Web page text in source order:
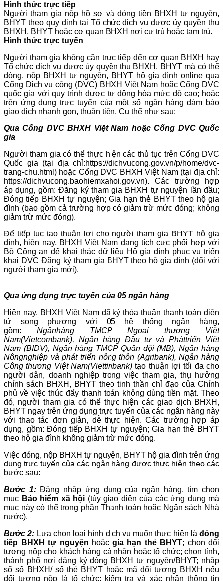
Hình thức trực tiếp
Người tham gia nộp hồ sơ và đóng tiền BHXH tự nguyện,
BHYT theo quy định tại Tổ chức dịch vụ được ủy quyền thu
BHXH, BHYT hoặc cơ quan BHXH nơi cư trú hoặc tạm trú.
Hình thức trực tuyến
Người tham gia không cần trực tiếp đến cơ quan BHXH hay
Tổ chức dịch vụ được ủy quyền thu BHXH, BHYT mà có thể
đóng, nộp BHXH tự nguyện, BHYT hộ gia đình online qua
Cổng Dịch vụ công (DVC) BHXH Việt Nam hoặc Cổng DVC
quốc gia với quy trình được tự động hóa mức độ cao; hoặc
trên ứng dụng trực tuyến của một số ngân hàng đảm bảo
giao dịch nhanh gọn, thuận tiện. Cụ thể như sau:
Qua Cổng DVC BHXH Việt Nam hoặc Cổng DVC Quốc
gia
Người tham gia có thể thực hiện các thủ tục trên Cổng DVC
Quốc gia (tại địa chỉ:https://dichvucong.gov.vn/p/home/dvc-
trang-chu.html) hoặc Cổng DVC BHXH Việt Nam (tại địa chỉ:
https://dichvucong.baohiemxahoi.gov.vn). Các trường hợp
áp dụng, gồm: Đăng ký tham gia BHXH tự nguyện lần đầu;
Đóng tiếp BHXH tự nguyện; Gia hạn thẻ BHYT theo hộ gia
đình (bao gồm cả trường hợp có giảm trừ mức đóng; không
giảm trừ mức đóng).
Để tiếp tục tạo thuận lợi cho người tham gia BHYT hộ gia
đình, hiện nay, BHXH Việt Nam đang tích cực phối hợp với
Bộ Công an để khai thác dữ liệu Hộ gia đình phục vụ triển
khai DVC Đăng ký tham gia BHYT theo hộ gia đình (đối với
người tham gia mới).
Qua ứng dụng trực tuyến của 05 ngân hàng
Hiện nay, BHXH Việt Nam đã ký thỏa thuận thanh toán điện
tử song phương với 05 hệ thống ngân hàng,
gồm: Ngânhàng TMCP Ngoại thương Việt
Nam(Vietcombank), Ngân hàng Đầu tư và Pháttriển Việt
Nam (BIDV), Ngân hàng TMCP Quân đội (MB), Ngân hàng
Nôngnghiệp và phát triển nông thôn (Agribank), Ngân hàng
Công thương Việt Nam(Viettinbank) tạo thuận lợi tối đa cho
người dân, doanh nghiệp trong việc tham gia, thụ hưởng
chính sách BHXH, BHYT theo tinh thần chỉ đạo của Chính
phủ về việc thúc đẩy thanh toán không dùng tiền mặt. Theo
đó, người tham gia có thể thực hiện các giao dịch BHXH,
BHYT ngay trên ứng dụng trực tuyến của các ngân hàng này
với thao tác đơn giản, dễ thực hiện. Các trường hợp áp
dụng, gồm: Đóng tiếp BHXH tự nguyện; Gia hạn thẻ BHYT
theo hộ gia đình không giảm trừ mức đóng.
Việc đóng, nộp BHXH tự nguyện, BHYT hộ gia đình trên ứng
dụng trực tuyến của các ngân hàng được thực hiện theo các
bước sau:
Bước 1:Đăng nhập ứng dụng của ngân hàng, tìm chọn
mục Bảo hiểm xã hội (tùy giao diện của các ứng dụng mà
mục này có thể trong phần Thanh toán hoặc Ngân sách Nhà
nước).
Bước 2: Lựa chọn loại hình dịch vụ muốn thực hiện là đóng
tiếp BHXH tự nguyện hoặc gia hạn thẻ BHYT; chọn đối
tượng nộp cho khách hàng cá nhân hoặc tổ chức; chọn tỉnh,
thành phố nơi đăng ký đóng BHXH tự nguyện/BHYT; nhập
số sổ BHXH/ số thẻ BHYT hoặc mã đối tượng BHXH nếu
đối tượng nộp là tổ chức; kiểm tra và xác nhận thông tin